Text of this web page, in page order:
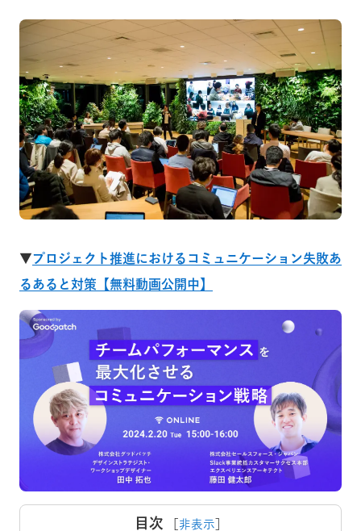
▼プロジェクト推進におけるコミュニケーション失敗あ
るあると対策【無料動画公開中】
目次 非表示